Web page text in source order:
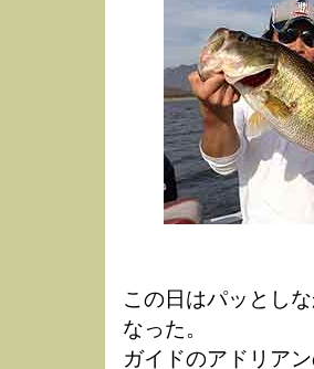
この日はパッとし
なった。
ガイドのアドリア